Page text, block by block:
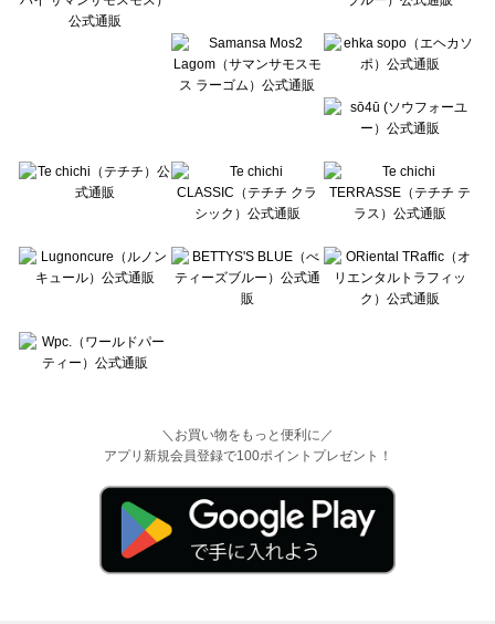
Wpc.（ワールドパーティー）のその他シューズ一覧
＼お買い物をもっと便利に／
アプリ新規会員登録で100ポイントプレゼント！